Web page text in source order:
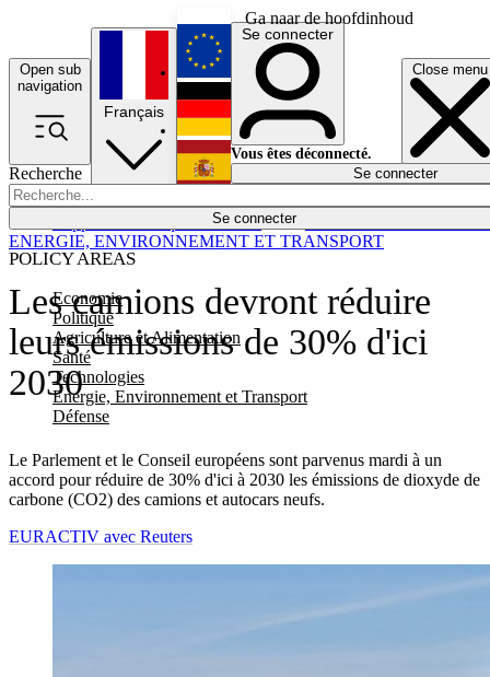
Ga naar de hoofdinhoud
Open sub
navigation
Close menu
Recherche
Se connecter
POLICY AREAS
Economie
Politique
Agriculture et Alimentation
Santé
Technologies
Energie, Environnement et Transport
Défense
Économie
Français
English
Deutsch
Español
Se connecter
Vous êtes déconnecté.
Se connecter
Les camions devront réduire
leurs émissions de 30% d'ici
2030
Le Parlement et le Conseil européens sont parvenus mardi à un
accord pour réduire de 30% d'ici à 2030 les émissions de dioxyde de
carbone (CO2) des camions et autocars neufs.
ENERGIE, ENVIRONNEMENT ET TRANSPORT
EURACTIV avec Reuters